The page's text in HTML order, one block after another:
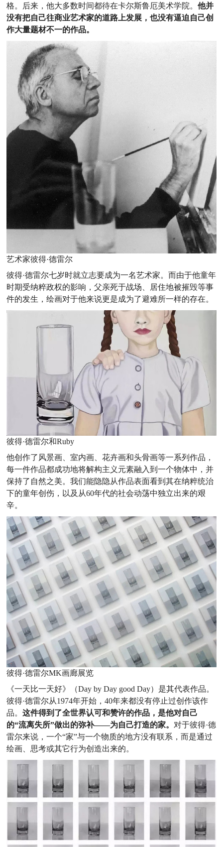
格。后来，他大多数时间都待在卡尔斯鲁厄美术学院。他并
没有把自己往商业艺术家的道路上发展，也没有逼迫自己创
作大量题材不一的作品。
艺术家彼得·德雷尔
彼得·德雷尔七岁时就立志要成为一名艺术家。而由于他童年
时期受纳粹政权的影响，父亲死于战场、居住地被摧毁等事
件的发生，绘画对于他来说更是成为了避难所一样的存在。
彼得·德雷尔和Ruby
他创作了风景画、室内画、花卉画和头骨画等一系列作品，
每一件作品都成功地将解构主义元素融入到一个物体中，并
保持了自然之美。我们能隐隐从作品表面看到其在纳粹统治
下的童年创伤，以及从60年代的社会动荡中独立出来的艰
辛。
彼得·德雷尔MK画廊展览
《一天比一天好》（Day by Day good Day）是其代表作品。
彼得·德雷尔从1974年开始，40年来都没有停止过创作该作
品。这件得到了全世界认可和赞许的作品，是他对自己
的“流离失所”做出的弥补——为自己打造的家。 对于彼得·德
雷尔来说，一个“家”与一个物质的地方没有联系，而是通过
绘画、思考或其它行为创造出来的。